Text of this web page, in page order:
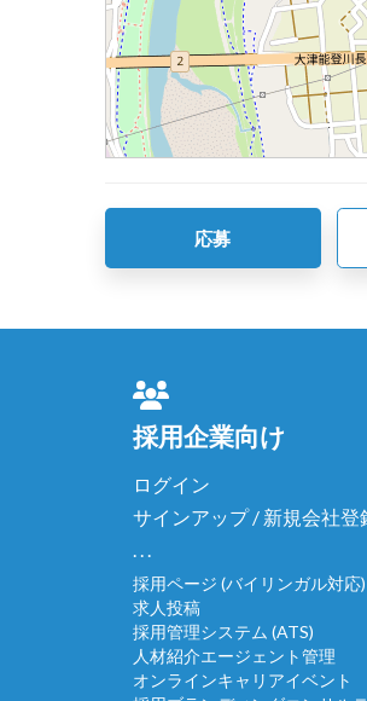
応募
採用企業向け
ログイン
サインアップ / 新規会社登
採用ページ (バイリンガル対応)
求人投稿
採用管理システム (ATS)
人材紹介エージェント管理
オンラインキャリアイベント